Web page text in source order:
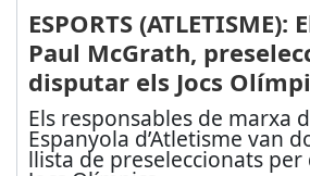
ESPORTS (ATLETISME):
Paul McGrath,
disputar els Jocs
Els responsables de marxa
Espanyola d’Atletisme van
llista de preseleccionats